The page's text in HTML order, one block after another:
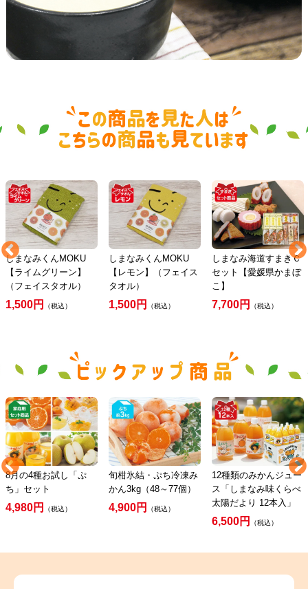
しまなみくんMOKU
【ライムグリーン】
（フェイスタオル）
1,500円 （税込）
しまなみくんMOKU
【レモン】（フェイス
タオル）
1,500円 （税込）
しまなみ海道すまきＣ
セット【愛媛県かまぼ
こ】
7,700円 （税込）
8月の4種お試し「ぷ
ち」セット
4,980円 （税込）
旬柑氷結・ぷち冷凍み
かん3kg（48～77個）
4,900円 （税込）
12種類のみかんジュー
ス「しまなみ味くらべ
太陽だより 12本入」
6,500円 （税込）